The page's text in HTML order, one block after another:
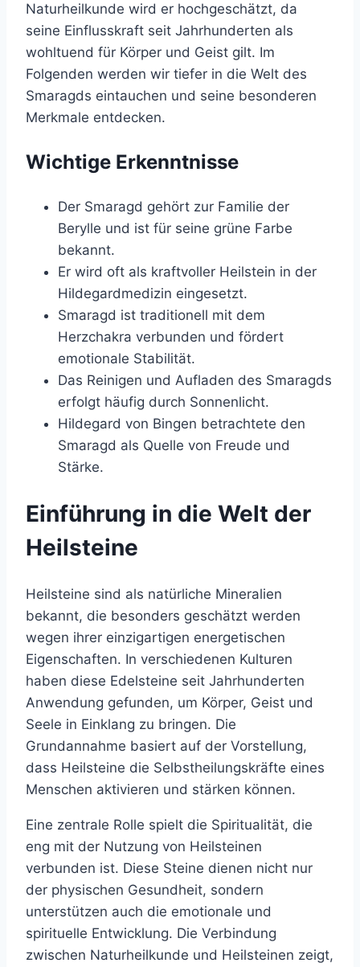
Naturheilkunde wird er hochgeschätzt, da
seine Einflusskraft seit Jahrhunderten als
wohltuend für Körper und Geist gilt. Im
Folgenden werden wir tiefer in die Welt des
Smaragds eintauchen und seine besonderen
Merkmale entdecken.
Wichtige Erkenntnisse
Der Smaragd gehört zur Familie der
Berylle und ist für seine grüne Farbe
bekannt.
Er wird oft als kraftvoller Heilstein in der
Hildegardmedizin eingesetzt.
Smaragd ist traditionell mit dem
Herzchakra verbunden und fördert
emotionale Stabilität.
Das Reinigen und Aufladen des Smaragds
erfolgt häufig durch Sonnenlicht.
Hildegard von Bingen betrachtete den
Smaragd als Quelle von Freude und
Stärke.
Einführung in die Welt der
Heilsteine
Heilsteine sind als natürliche Mineralien
bekannt, die besonders geschätzt werden
wegen ihrer einzigartigen energetischen
Eigenschaften. In verschiedenen Kulturen
haben diese Edelsteine seit Jahrhunderten
Anwendung gefunden, um Körper, Geist und
Seele in Einklang zu bringen. Die
Grundannahme basiert auf der Vorstellung,
dass Heilsteine die Selbstheilungskräfte eines
Menschen aktivieren und stärken können.
Eine zentrale Rolle spielt die Spiritualität, die
eng mit der Nutzung von Heilsteinen
verbunden ist. Diese Steine dienen nicht nur
der physischen Gesundheit, sondern
unterstützen auch die emotionale und
spirituelle Entwicklung. Die Verbindung
zwischen Naturheilkunde und Heilsteinen zeigt,